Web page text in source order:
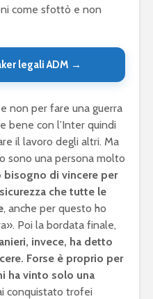
come sfottò e non
legali ADM →
non per fare una guerra
bene con l’Inter quindi
il lavoro degli altri. Ma
sono una persona molto
bisogno di vincere per
che tutte le
, anche per questo ho
Poi la bordata finale,
invece, ha detto
Forse è proprio per
ha vinto solo una
conquistato trofei